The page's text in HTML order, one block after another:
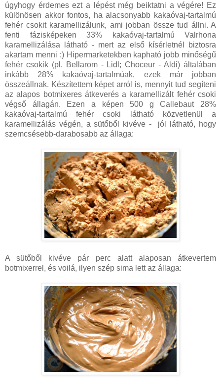
úgyhogy érdemes ezt a lépést még beiktatni a végére! Ez
különösen akkor fontos, ha alacsonyabb kakaóvaj-tartalmú
fehér csokit karamellizálunk, ami jobban össze tud állni. A
fenti fázisképeken 33% kakaóvaj-tartalmú Valrhona
karamellizálása látható - mert az első kísérletnél biztosra
akartam menni :) Hipermarketekben kapható jobb minőségű
fehér csokik (pl. Bellarom - Lidl; Choceur - Aldi) általában
inkább 28% kakaóvaj-tartalmúak, ezek már jobban
összeállnak. Készítettem képet arról is, mennyit tud segíteni
az alapos botmixeres átkeverés a karamellizált fehér csoki
végső állagán. Ezen a képen 500 g Callebaut 28%
kakaóvaj-tartalmú fehér csoki látható közvetlenül a
karamellizálás végén, a sütőből kivéve - jól látható, hogy
szemcsésebb-darabosabb az állaga:
A sütőből kivéve pár perc alatt alaposan átkevertem
botmixerrel, és voilá, ilyen szép sima lett az állaga: